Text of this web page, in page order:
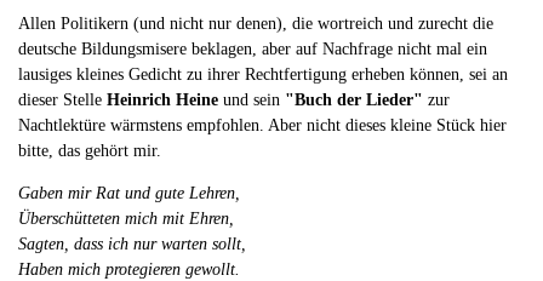
Allen Politikern (und nicht nur denen), die wortreich und zurecht die
deutsche Bildungsmisere beklagen, aber auf Nachfrage nicht mal ein
lausiges kleines Gedicht zu ihrer Rechtfertigung erheben können, sei an
dieser Stelle Heinrich Heine und sein "Buch der Lieder" zur
Nachtlektüre wärmstens empfohlen. Aber nicht dieses kleine Stück hier
bitte, das gehört mir.
Gaben mir Rat und gute Lehren,
Überschütteten mich mit Ehren,
Sagten, dass ich nur warten sollt,
Haben mich protegieren gewollt.